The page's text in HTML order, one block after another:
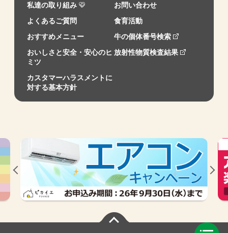
私達の取り組み
お問い合わせ
よくあるご質問
食育活動
おすすめメニュー
牛の個体番号検索
おいしさと安全・安心のヒ
ミツ
放射性物質検査結果
カスタマーハラスメントに
対する基本方針